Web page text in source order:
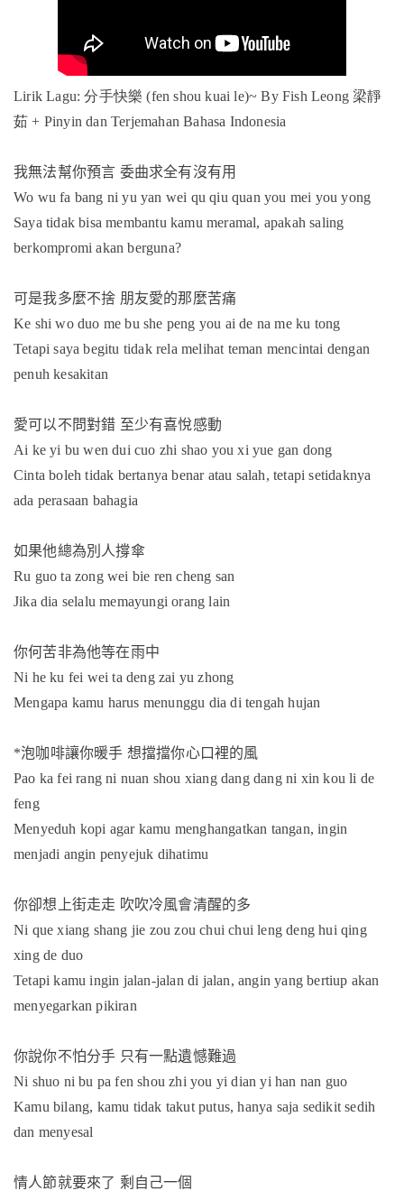
Lirik Lagu: 分手快樂 (fen shou kuai le)~ By Fish Leong 梁靜
茹 + Pinyin dan Terjemahan Bahasa Indonesia
我無法幫你預言 委曲求全有沒有用
Wo wu fa bang ni yu yan wei qu qiu quan you mei you yong
Saya tidak bisa membantu kamu meramal, apakah saling
berkompromi akan berguna?
可是我多麼不捨 朋友愛的那麼苦痛
Ke shi wo duo me bu she peng you ai de na me ku tong
Tetapi saya begitu tidak rela melihat teman mencintai dengan
penuh kesakitan
愛可以不問對錯 至少有喜悅感動
Ai ke yi bu wen dui cuo zhi shao you xi yue gan dong
Cinta boleh tidak bertanya benar atau salah, tetapi setidaknya
ada perasaan bahagia
如果他總為別人撐傘
Ru guo ta zong wei bie ren cheng san
Jika dia selalu memayungi orang lain
你何苦非為他等在雨中
Ni he ku fei wei ta deng zai yu zhong
Mengapa kamu harus menunggu dia di tengah hujan
*泡咖啡讓你暖手 想擋擋你心口裡的風
Pao ka fei rang ni nuan shou xiang dang dang ni xin kou li de
feng
Menyeduh kopi agar kamu menghangatkan tangan, ingin
menjadi angin penyejuk dihatimu
你卻想上街走走 吹吹冷風會清醒的多
Ni que xiang shang jie zou zou chui chui leng deng hui qing
xing de duo
Tetapi kamu ingin jalan-jalan di jalan, angin yang bertiup akan
menyegarkan pikiran
你說你不怕分手 只有一點遺憾難過
Ni shuo ni bu pa fen shou zhi you yi dian yi han nan guo
Kamu bilang, kamu tidak takut putus, hanya saja sedikit sedih
dan menyesal
情人節就要來了 剩自己一個